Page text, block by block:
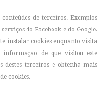
de terceiros. Exemplos
do Facebook e do Google.
instalar cookies enquanto visita
informação de que visitou este
destes terceiros e obtenha mais
cookies.